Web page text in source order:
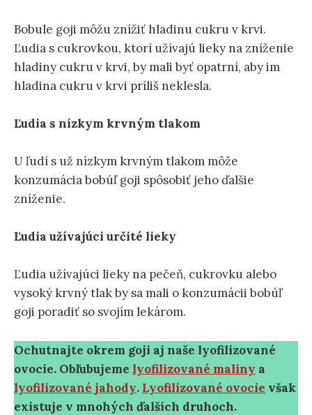
Bobule goji môžu znížiť hladinu cukru v krvi.
Ľudia s cukrovkou, ktorí užívajú lieky na zníženie
hladiny cukru v krvi, by mali byť opatrní, aby im
hladina cukru v krvi príliš neklesla.
Ľudia s nízkym krvným tlakom
U ľudí s už nízkym krvným tlakom môže
konzumácia bobúľ goji spôsobiť jeho ďalšie
zníženie.
Ľudia užívajúci určité lieky
Ľudia užívajúci lieky na pečeň, cukrovku alebo
vysoký krvný tlak by sa mali o konzumácii bobúľ
goji poradiť so svojím lekárom.
Ochutnajte okrem goji aj naše lyofilizované
ovocie. Obľubujeme lyofilizované maliny a
lyofilizované jahody. Lyofilizované ovocie však
existuje v mnohých ďalších druhoch.